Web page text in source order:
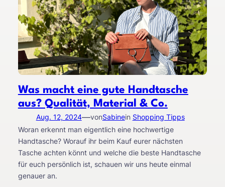
Was macht eine gute Handtasche
aus? Qualität, Material & Co.
Aug. 12, 2024—vonSabinein Shopping Tipps
Woran erkennt man eigentlich eine hochwertige
Handtasche? Worauf ihr beim Kauf eurer nächsten
Tasche achten könnt und welche die beste Handtasche
für euch persönlich ist, schauen wir uns heute einmal
genauer an.